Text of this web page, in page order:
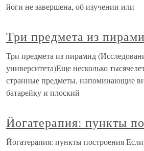
йоги не завершена, об изучении или
Три предмета из
Три предмета из пирамид
университета)Еще несколько
странные предметы, напоминающие
батарейку и плоский
Йогатерапия: пункты
Йогатерапия: пункты построения